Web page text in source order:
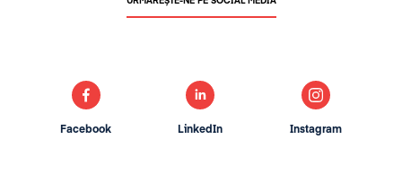
Facebook LinkedIn Instagram